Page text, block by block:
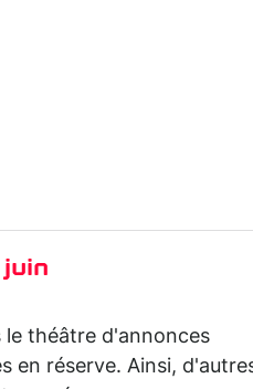
le théâtre d'annonces
en réserve. Ainsi,